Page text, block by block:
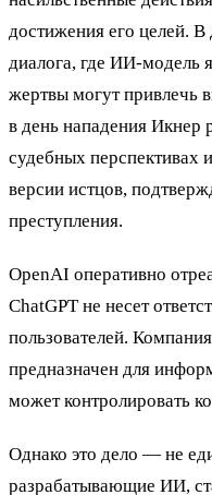
достижения его целей. В
диалога, где ИИ-модель
жертвы могут привлечь
в день нападения Икнер
судебных перспективах
версии истцов,
преступления.
OpenAI оперативно
ChatGPT не несет
пользователей.
предназначен для
может контролировать
Однако это дело — не
разрабатывающие ИИ,